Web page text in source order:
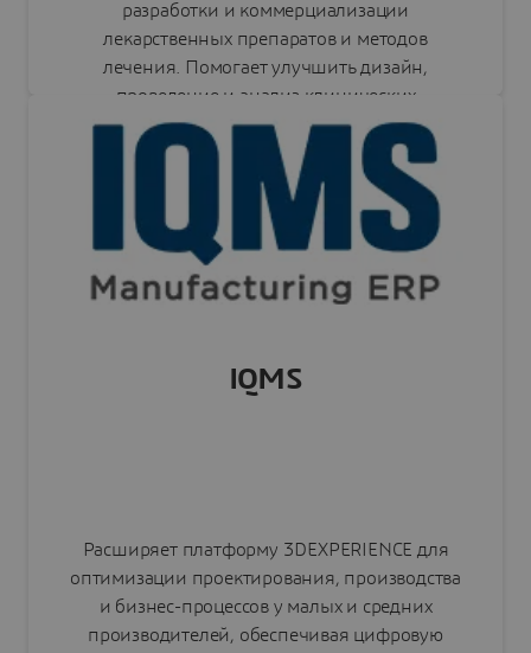
разработки и коммерциализации
лекарственных препаратов и методов
лечения. Помогает улучшить дизайн,
проведение и анализ клинических
исследований.
Читать пресс-релиз
IQMS
Расширяет платформу 3DEXPERIENCE для
оптимизации проектирования, производства
и бизнес-процессов у малых и средних
производителей, обеспечивая цифровую